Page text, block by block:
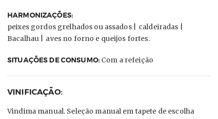
HARMONIZAÇÕES:
peixes gordos grelhados ou assados |
caldeiradas |
Bacalhau |
aves no forno e queijos fortes.
SITUAÇÕES DE CONSUMO: Com a refeição
VINIFICAÇÃO:
Vindima manual. Seleção manual em tapete de escolha